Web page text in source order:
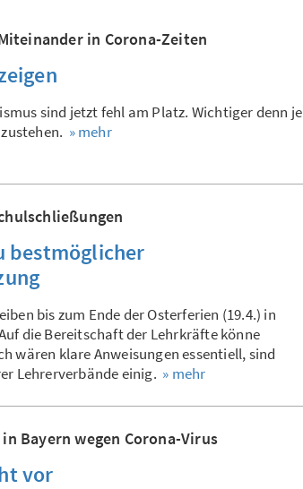
in Corona-Zeiten
sind jetzt fehl am Platz. Wichtiger denn je
» mehr
bestmöglicher
bis zum Ende der Osterferien (19.4.) in
die Bereitschaft der Lehrkräfte könne
wären klare Anweisungen essentiell, sind
Lehrerverbände einig. » mehr
Bayern wegen Corona-Virus
vor